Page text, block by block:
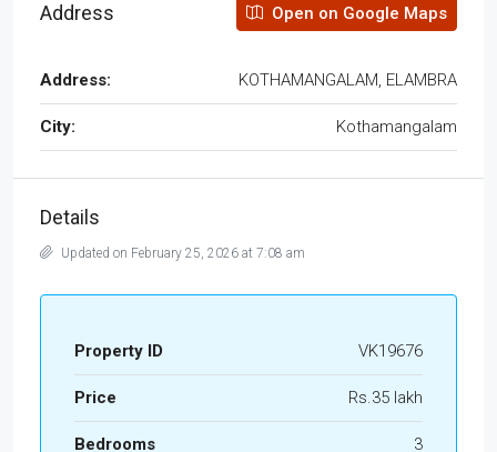
Address Open on Google Maps
Address: KOTHAMANGALAM, ELAMBRA
City: Kothamangalam
Details
Updated on February 25, 2026 at 7:08 am
Property ID VK19676
Price Rs.35 lakh
Bedrooms 3